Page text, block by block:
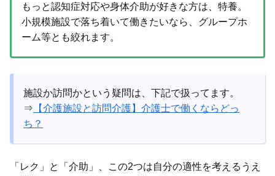
もっと認知症対応や身体介助が好きな方は、特養。
小規模施設で落ち着いて働きたいなら、グループホ
ーム等とも絞れます。
施設か訪問かという疑問は、下記で扱ってます。
⇒ 【介護施設と訪問介護】介護士で働くならどっ
ち？
「レク」と「介助」、この2つは自分の適性を考えるうえ